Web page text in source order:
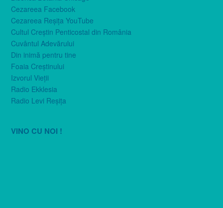
Cezareea Facebook
Cezareea Reşiţa YouTube
Cultul Creştin Penticostal din România
Cuvântul Adevărului
Din inimă pentru tine
Foaia Creştinului
Izvorul Vieţii
Radio Ekklesia
Radio Levi Reşiţa
VINO CU NOI !